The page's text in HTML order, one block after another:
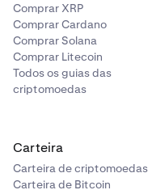
Comprar XRP
Comprar Cardano
Comprar Solana
Comprar Litecoin
Todos os guias das
criptomoedas
Carteira
Carteira de criptomoedas
Carteira de Bitcoin